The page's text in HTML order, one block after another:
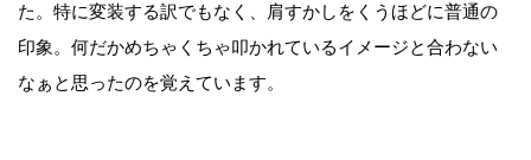
た。特に変装する訳でもなく、肩すかしをくうほどに普通の
印象。何だかめちゃくちゃ叩かれているイメージと合わない
なぁと思ったのを覚えています。